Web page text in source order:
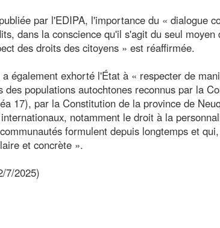
par l'EDIPA, l'importance du « dialogue
dans la conscience qu'il s'agit du seul moyen
des droits des citoyens » est réaffirmée.
également exhorté l'État à « respecter de
populations autochtones reconnus par la
17), par la Constitution de la province de
notamment le droit à la
formulent depuis longtemps et
et concrète ».
7/2025)